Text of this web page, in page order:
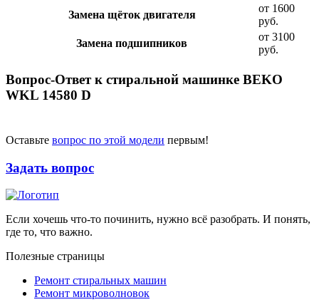
Замена щёток двигателя
от 1600
руб.
Замена подшипников
от 3100
руб.
Вопрос-Ответ к стиральной машинке BEKO
WKL 14580 D
Оставьте вопрос по этой модели первым!
Задать вопрос
Если хочешь что-то починить, нужно всё разобрать. И понять,
где то, что важно.
Полезные страницы
Ремонт стиральных машин
Ремонт микроволновок